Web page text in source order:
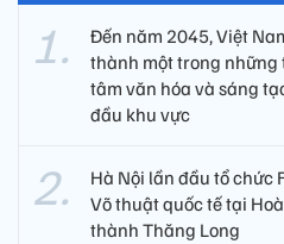
Đến năm 2045, Việt
thành một trong những
tâm văn hóa và sáng
đầu khu vực
Hà Nội lần đầu tổ chức
Võ thuật quốc tế tại
thành Thăng Long